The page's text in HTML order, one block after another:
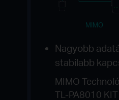
MIMO
Nagyobb
stabilabb
MIMO
TL-PA8010